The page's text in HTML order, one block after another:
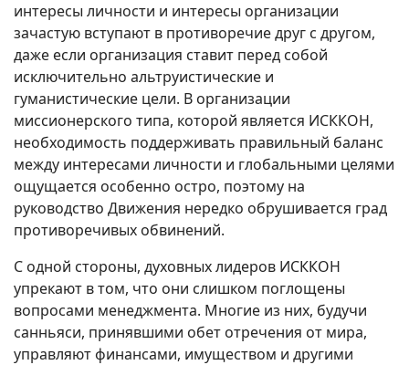
интересы личности и интересы организации
зачастую вступают в противоречие друг с другом,
даже если организация ставит перед собой
исключительно альтруистические и
гуманистические цели. В организации
миссионерского типа, которой является ИСККОН,
необходимость поддерживать правильный баланс
между интересами личности и глобальными целями
ощущается особенно остро, поэтому на
руководство Движения нередко обрушивается град
противоречивых обвинений.
С одной стороны, духовных лидеров ИСККОН
упрекают в том, что они слишком поглощены
вопросами менеджмента. Многие из них, будучи
санньяси, принявшими обет отречения от мира,
управляют финансами, имуществом и другими